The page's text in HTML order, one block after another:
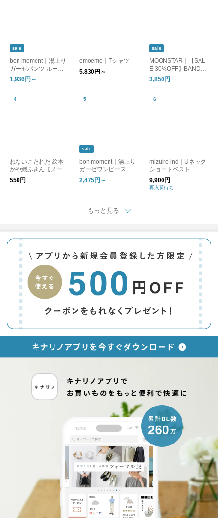
sale
bon moment｜湯上り
ガーゼパンツ ルーム
パンツ
1,936円～
emoemo｜Tシャツ
5,830円～
sale
MOONSTAR｜【SAL
E 30%OFF】BANDBA
LLET バンドバレー バ
レーシューズ フラッ
3,850円
ねないこだれだ 絵本
かや織ふきん【メール
便可】
550円
sale
bon moment｜湯上り
ガーゼワンピース ル
ームワンピース
2,475円～
mizuiro ind｜Uネック
ショートベスト
9,900円
再入荷待ち
もっと見る